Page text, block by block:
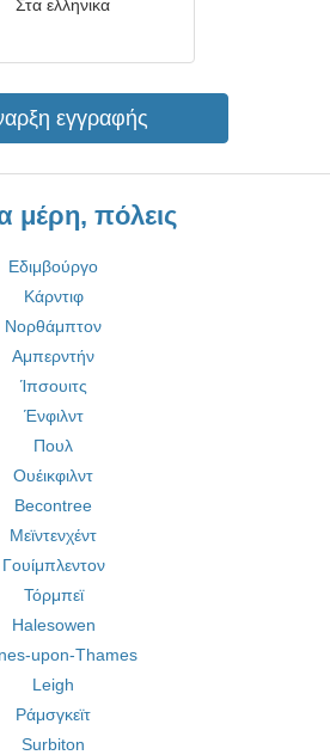
Στα ελληνικα
εγγραφής
μέρη, πόλεις
Εδιμβούργο
Κάρντιφ
Νορθάμπτον
Αμπερντήν
Ίπσουιτς
Ένφιλντ
Πουλ
Ουέικφιλντ
Becontree
Μεϊντενχέντ
Γουίμπλεντον
Τόρμπεϊ
Halesowen
upon-Thames
Leigh
Ράμσγκεϊτ
Surbiton